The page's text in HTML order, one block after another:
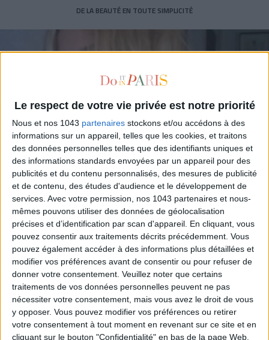
Le respect de votre vie privée est notre priorité
Nous et nos 1043 partenaires stockons et/ou accédons à des
informations sur un appareil, telles que les cookies, et traitons
des données personnelles telles que des identifiants uniques et
des informations standards envoyées par un appareil pour des
publicités et du contenu personnalisés, des mesures de publicité
et de contenu, des études d'audience et le développement de
services. Avec votre permission, nos 1043 partenaires et nous-
mêmes pouvons utiliser des données de géolocalisation
précises et d’identification par scan d'appareil. En cliquant, vous
pouvez consentir aux traitements décrits précédemment. Vous
pouvez également accéder à des informations plus détaillées et
modifier vos préférences avant de consentir ou pour refuser de
donner votre consentement. Veuillez noter que certains
traitements de vos données personnelles peuvent ne pas
nécessiter votre consentement, mais vous avez le droit de vous
y opposer. Vous pouvez modifier vos préférences ou retirer
votre consentement à tout moment en revenant sur ce site et en
cliquant sur le bouton "Confidentialité" en bas de la page Web.
DE LA BEAUTÉ EN TOUTE SIMPLICITÉ
UN COIFFEUR LE SOIR À DOMICILE